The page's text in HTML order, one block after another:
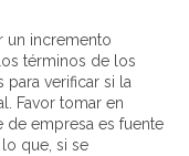
un incremento
términos de los
verificar si la
Favor tomar en
de empresa es fuente
que, si se